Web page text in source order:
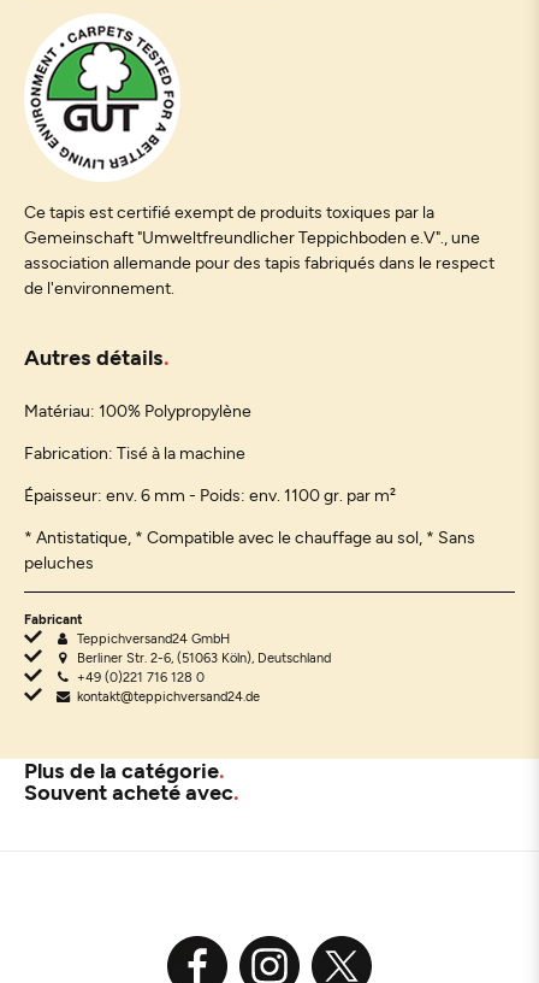
Ce tapis est certifié exempt de produits toxiques par la
Gemeinschaft "Umweltfreundlicher Teppichboden e.V"., une
association allemande pour des tapis fabriqués dans le respect
de l'environnement.
Autres détails
Matériau: 100% Polypropylène
Fabrication: Tisé à la machine
Épaisseur: env. 6 mm - Poids: env. 1100 gr. par m²
* Antistatique, * Compatible avec le chauffage au sol, * Sans
peluches
Fabricant
Teppichversand24 GmbH
Berliner Str. 2-6, (51063 Köln), Deutschland
+49 (0)221 716 128 0
kontakt@teppichversand24.de
Plus de la catégorie
Souvent acheté avec